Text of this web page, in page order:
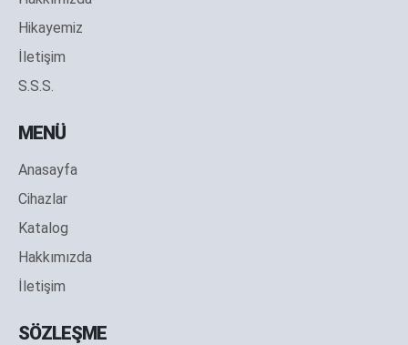
Hikayemiz
İletişim
S.S.S.
MENÜ
Anasayfa
Cihazlar
Katalog
Hakkımızda
İletişim
SÖZLEŞME